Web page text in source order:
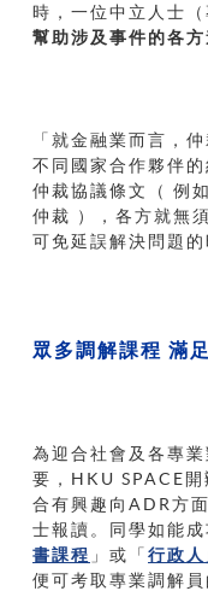
時，一位中立人士
幫助涉及事件的各
「就金融業而言，
不同國家合作夥伴
仲裁協議條文（ 例
仲裁 ），各方就無
可免延誤解決問題的
眾多調解課程 滿
為迎合社會及各專
要，HKU SPACE
合有興趣向ADR方
士報讀。同學如能
書課程 」或「行政人
便可考取專業調解